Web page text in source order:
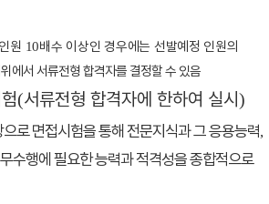
원 10배수 이상인 경우에는 선발예정 인원의
에서 서류전형 합격자를 결정할 수 있음
(서류전형 합격자에 한하여 실시 )
로 면접시험을 통해 전문지식과 그 응용능력,
수행에 필요한 능력과 적격성을 종합적으로